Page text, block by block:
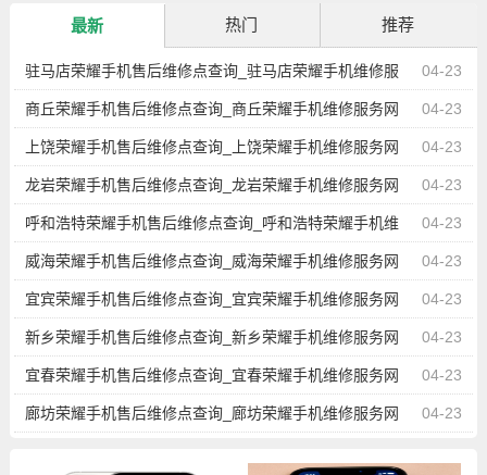
最新 热门 推荐
04-23
驻马店荣耀手机售后维修点查询_驻马店荣耀手机维修服
务网点地址 04-23
商丘荣耀手机售后维修点查询_商丘荣耀手机维修服务网
点地址 04-23
上饶荣耀手机售后维修点查询_上饶荣耀手机维修服务网
点地址 04-23
龙岩荣耀手机售后维修点查询_龙岩荣耀手机维修服务网
点地址 04-23
呼和浩特荣耀手机售后维修点查询_呼和浩特荣耀手机维
修服务网点地址 04-23
威海荣耀手机售后维修点查询_威海荣耀手机维修服务网
点地址 04-23
宜宾荣耀手机售后维修点查询_宜宾荣耀手机维修服务网
点地址 04-23
新乡荣耀手机售后维修点查询_新乡荣耀手机维修服务网
点地址 04-23
宜春荣耀手机售后维修点查询_宜春荣耀手机维修服务网
点地址 04-23
廊坊荣耀手机售后维修点查询_廊坊荣耀手机维修服务网